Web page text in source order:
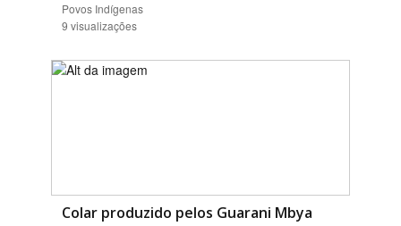
Povos Indígenas
9 visualizações
Colar produzido pelos Guarani Mbya